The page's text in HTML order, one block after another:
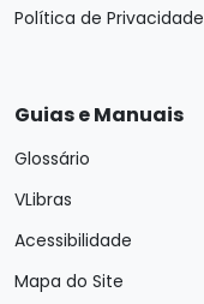
Política de Privacidade
Guias e Manuais
Glossário
VLibras
Acessibilidade
Mapa do Site